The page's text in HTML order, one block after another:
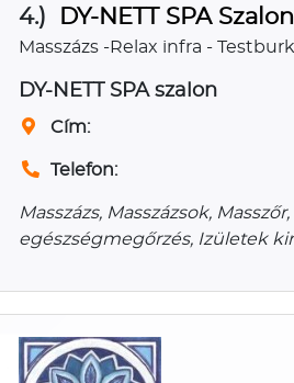
4.) DY-NETT SPA Szalon
Masszázs -Relax infra -
DY-NETT SPA szalon
Cím:
Telefon:
Masszázs, Masszázsok,
egészségmegőrzés, Izületek